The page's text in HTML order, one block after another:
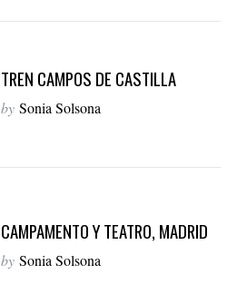
TREN CAMPOS DE CASTILLA
by Sonia Solsona
CAMPAMENTO Y TEATRO, MADRID
by Sonia Solsona